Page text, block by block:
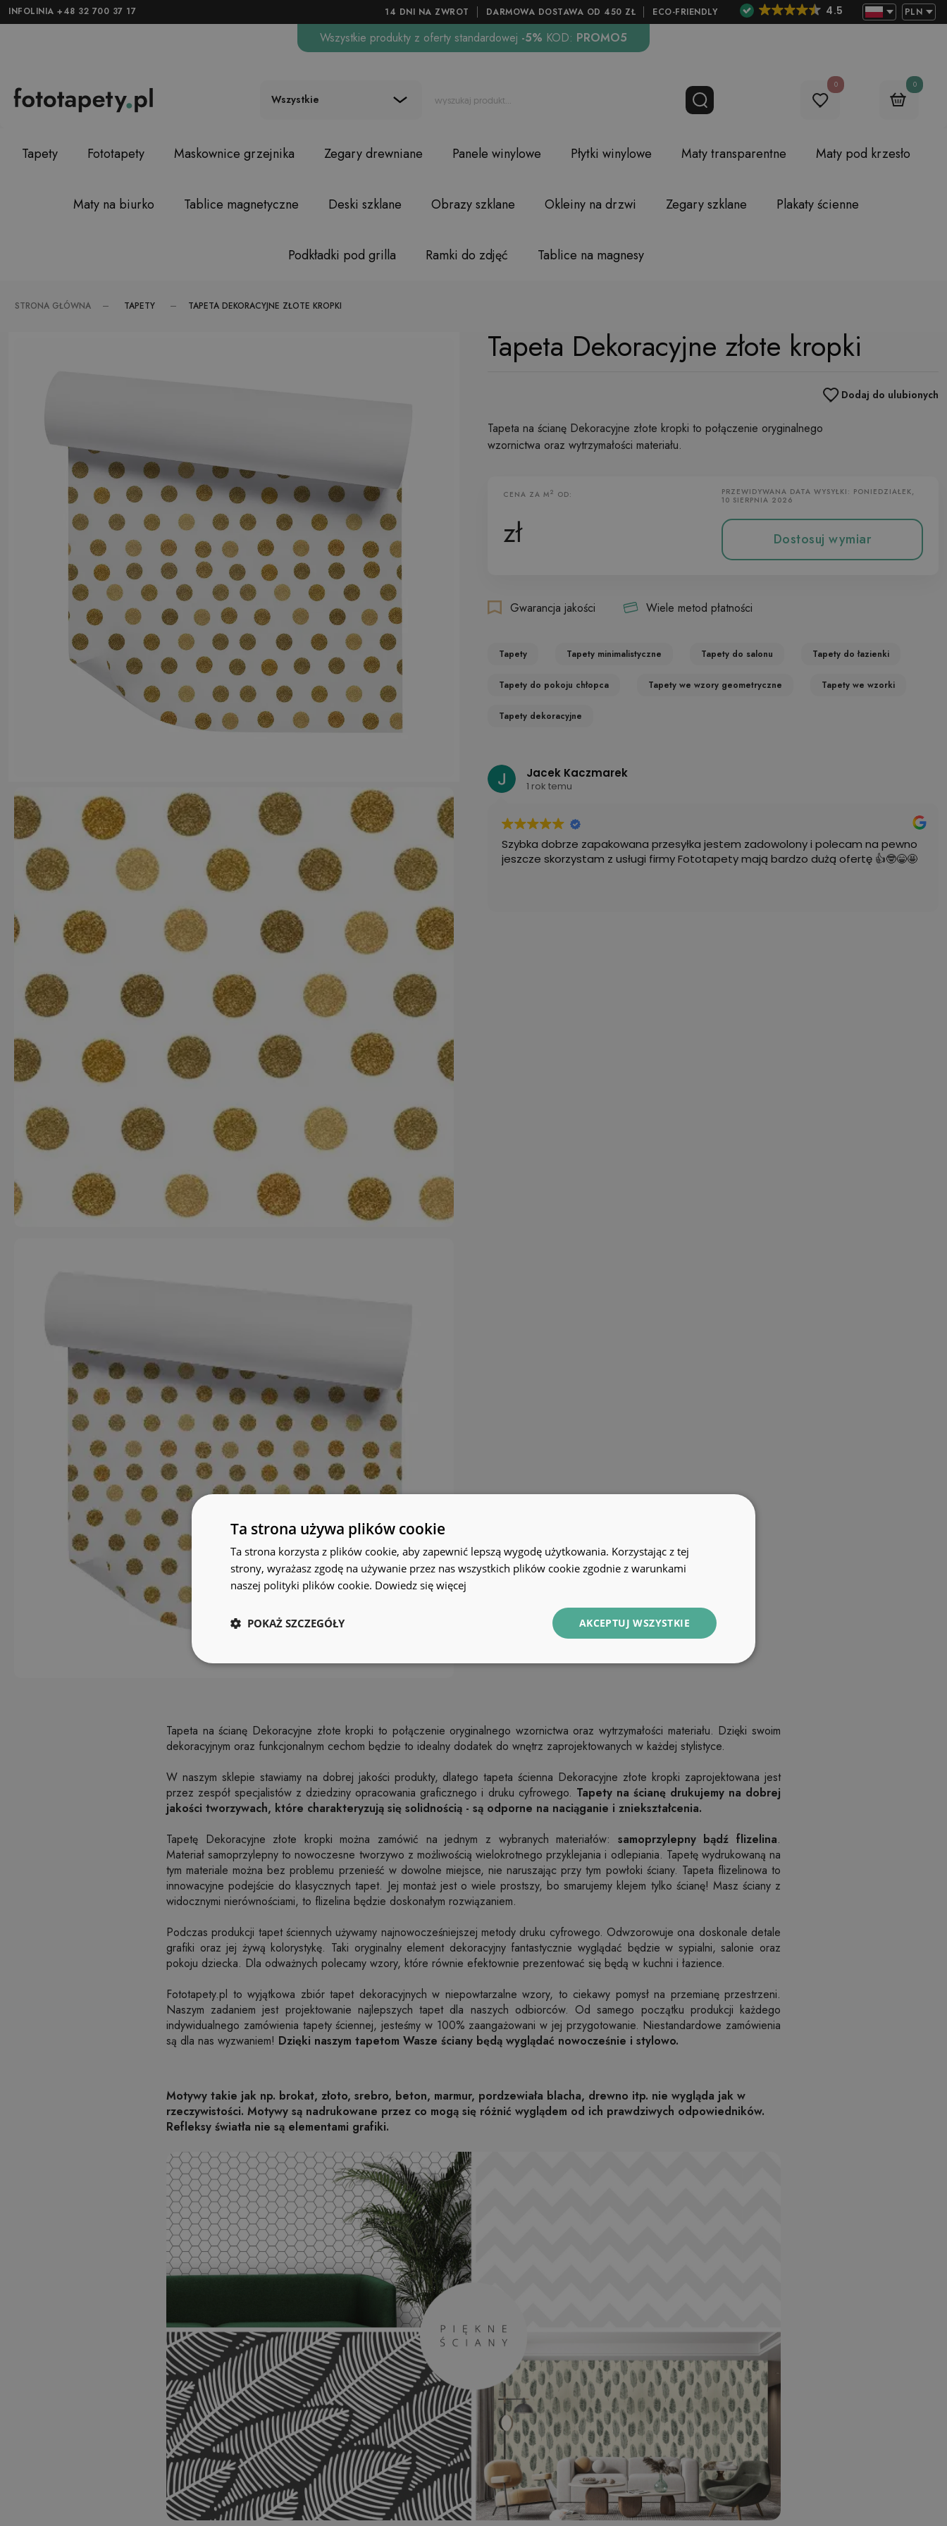
INFOLINIA +48 32 700 37 17 14 DNI NA ZWROT DARMOWA DOSTAWA OD 450 ZŁ ECO-FRIENDLY 4.5 PLN
Wszystkie produkty z oferty standardowej -5% KOD: PROMO5
Wszystkie
0 0
Tapety Fototapety Maskownice grzejnika Zegary drewniane Panele winylowe Płytki winylowe Maty transparentne Maty pod krzesło
Maty na biurko Tablice magnetyczne Deski szklane Obrazy szklane Okleiny na drzwi Zegary szklane Plakaty ścienne
Podkładki pod grilla Ramki do zdjęć Tablice na magnesy
STRONA GŁÓWNA TAPETY TAPETA DEKORACYJNE ZŁOTE KROPKI
Tapeta Dekoracyjne złote kropki
Dodaj do ulubionych
Tapeta na ścianę Dekoracyjne złote kropki to połączenie oryginalnego
wzornictwa oraz wytrzymałości materiału.
Tapeta Flizelinowa
CENA ZA M2 OD:
zł
PRZEWIDYWANA DATA WYSYŁKI: PONIEDZIAŁEK,
10 SIERPNIA 2026
Dostosuj wymiar
Gwarancja jakości Wiele metod płatności
Tapety Tapety minimalistyczne Tapety do salonu Tapety do łazienki
Tapety do pokoju chłopca Tapety we wzory geometryczne Tapety we wzorki
Tapety dekoracyjne
Jacek Kaczmarek
1 rok temu
Szybka dobrze zapakowana przesyłka jestem zadowolony i polecam na pewno
jeszcze skorzystam z usługi firmy Fototapety mają bardzo dużą ofertę 👍🤓😁🤩
Tapeta na ścianę Dekoracyjne złote kropki to połączenie oryginalnego wzornictwa oraz wytrzymałości materiału. Dzięki swoim
dekoracyjnym oraz funkcjonalnym cechom będzie to idealny dodatek do wnętrz zaprojektowanych w każdej stylistyce.
W naszym sklepie stawiamy na dobrej jakości produkty, dlatego tapeta ścienna Dekoracyjne złote kropki zaprojektowana jest
przez zespół specjalistów z dziedziny opracowania graficznego i druku cyfrowego. Tapety na ścianę drukujemy na dobrej
jakości tworzywach, które charakteryzują się solidnością - są odporne na naciąganie i zniekształcenia.
Tapetę Dekoracyjne złote kropki można zamówić na jednym z wybranych materiałów: samoprzylepny bądź flizelina.
Materiał samoprzylepny to nowoczesne tworzywo z możliwością wielokrotnego przyklejania i odlepiania. Tapetę wydrukowaną na
tym materiale można bez problemu przenieść w dowolne miejsce, nie naruszając przy tym powłoki ściany. Tapeta flizelinowa to
innowacyjne podejście do klasycznych tapet. Jej montaż jest o wiele prostszy, bo smarujemy klejem tylko ścianę! Masz ściany z
widocznymi nierównościami, to flizelina będzie doskonałym rozwiązaniem.
Podczas produkcji tapet ściennych używamy najnowocześniejszej metody druku cyfrowego. Odwzorowuje ona doskonale detale
grafiki oraz jej żywą kolorystykę. Taki oryginalny element dekoracyjny fantastycznie wyglądać będzie w sypialni, salonie oraz
pokoju dziecka. Dla odważnych polecamy wzory, które równie efektownie prezentować się będą w kuchni i łazience.
Fototapety.pl to wyjątkowa zbiór tapet dekoracyjnych w niepowtarzalne wzory, to ciekawy pomysł na przemianę przestrzeni.
Naszym zadaniem jest projektowanie najlepszych tapet dla naszych odbiorców. Od samego początku produkcji każdego
indywidualnego zamówienia tapety ściennej, jesteśmy w 100% zaangażowani w jej przygotowanie. Niestandardowe zamówienia
są dla nas wyzwaniem! Dzięki naszym tapetom Wasze ściany będą wyglądać nowocześnie i stylowo.
Motywy takie jak np. brokat, złoto, srebro, beton, marmur, pordzewiała blacha, drewno itp. nie wygląda jak w
rzeczywistości. Motywy są nadrukowane przez co mogą się różnić wyglądem od ich prawdziwych odpowiedników.
Refleksy światła nie są elementami grafiki.
Ta strona używa plików cookie
Ta strona korzysta z plików cookie, aby zapewnić lepszą wygodę użytkowania. Korzystając z tej
strony, wyrażasz zgodę na używanie przez nas wszystkich plików cookie zgodnie z warunkami
naszej polityki plików cookie. Dowiedz się więcej
AKCEPTUJ WSZYSTKIE
POKAŻ SZCZEGÓŁY